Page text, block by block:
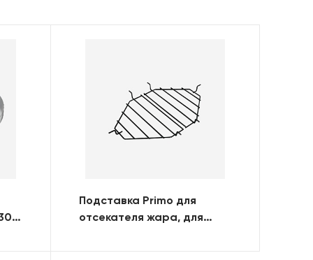
Подставка Primo для
отсекателя жара, для